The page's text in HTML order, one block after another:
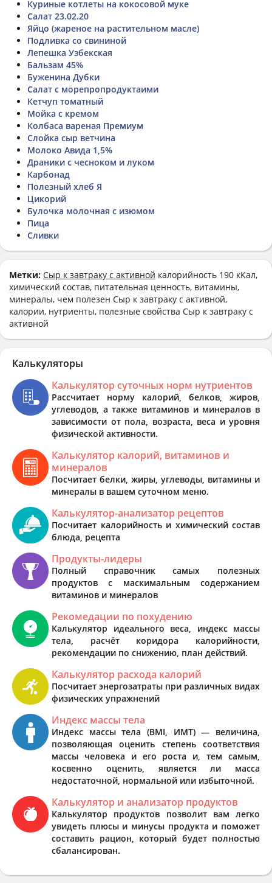
Куриные котлеты на кокосовой муке
Салат 23.02.20
Яйцо (жареное на растительном масле)
Подливка со свининой
Лепешка Узбекская
Бальзам 45%
Буженина Дубки
Салат с морепропродуктаими
Кетчуп томатный
Мойка с кремом
Колбаса вареная Премиум
Слойка сыр ветчина
Молоко Авида 1,5%
Драники с чесноком и луком
Карбонад
Полезный хлеб Я
Цикорий
Булочка молочная с изюмом
Пица
Сливки
Метки: Сыр к завтраку с активной калорийность 190 кКал,
химический состав, питательная ценность, витамины,
минералы, чем полезен Сыр к завтраку с активной,
калории, нутриенты, полезные свойства Сыр к завтраку с
активной
Калькуляторы
Калькулятор суточных норм нутриентов
Рассчитает норму калорий, белков, жиров,
углеводов, а также витаминов и минералов в
зависимости от пола, возраста, веса и уровня
физической активности.
Калькулятор калорий, витаминов и
минералов
Посчитает белки, жиры, углеводы, витамины и
минералы в вашем суточном меню.
Калькулятор-анализатор рецептов
Посчитает калорийность и химический состав
блюда, рецепта
Продукты-лидеры
Полный справочник самых полезных
продуктов с маскимальным содержанием
витаминов и минералов
Рекомедации по похудению
Калькулятор идеального веса, индекс массы
тела, расчёт коридора калорийности,
рекомендации по снижению, план действий.
Калькулятор расхода калорий
Посчитает энергозатраты при различных видах
физических упражнений
Индекс массы тела
Индекс массы тела (BMI, ИМТ) — величина,
позволяющая оценить степень соответствия
массы человека и его роста и, тем самым,
косвенно оценить, является ли масса
недостаточной, нормальной или избыточной.
Калькулятор и анализатор продуктов
Калькулятор продуктов позволит вам легко
увидеть плюсы и минусы продукта и поможет
составить рацион, который будет полностью
сбалансирован.